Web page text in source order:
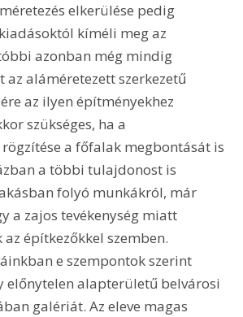
elkerülése pedig
kíméli meg az
azonban még mindig
az aláméretezett szerkezetű
az ilyen építményekhez
szükséges, ha a
a főfalak megbontását is
a többi tulajdonost is
folyó munkákról, már
a zajos tevékenység miatt
az építkezőkkel szemben.
e szempontok szerint
előnytelen alapterületű belvárosi
galériát. Az eleve magas